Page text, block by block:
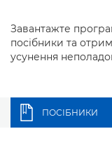
Завантажте
посібники та
усунення
ПОСІБНИКИ